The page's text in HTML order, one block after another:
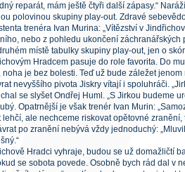
reparát, mám ještě čtyři další zápasy.“
polovinou skupiny play-out. Zdravé
trenéra Ivan Murina: „Vítězství v
nebo z pohledu ukončení záchranářských
místě tabulky skupiny play-out, jen o
Hradcem pasuje do role favorita. Do
noha je bez bolesti. Teď už bude záležet
nevyššího pivota Jiskry vítají i spoluhráči.
se slyšet Ondřej Huml. „S Jirkou budeme
Opatrnější je však trenér Ivan Murin:
lehčí, ale nechceme riskovat opětovné
po zranění nebývá vždy jednoduchý:
Hradci vyhraje, budou se už domažličtí
se sobota povede. Osobně bych rád dal v